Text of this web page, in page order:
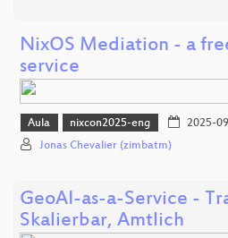
NixOS Mediation - a
service
Aula nixcon2025-eng 2025-
Jonas Chevalier (zimbatm)
GeoAI-as-a-Service -
Skalierbar, Amtlich